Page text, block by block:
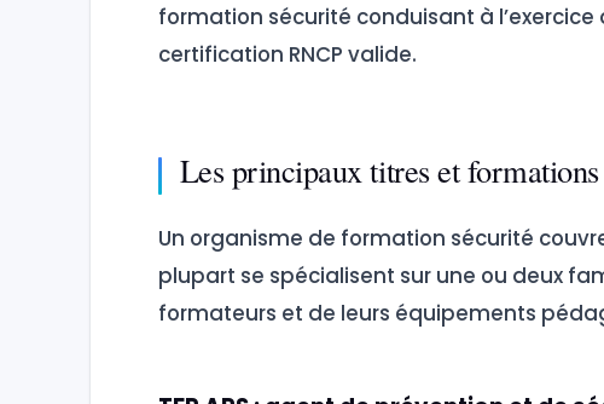
formation sécurité conduisant à
certification RNCP valide.
Les principaux titres et formations
Un organisme de formation sécurité
plupart se spécialisent sur une ou deux
formateurs et de leurs équipements